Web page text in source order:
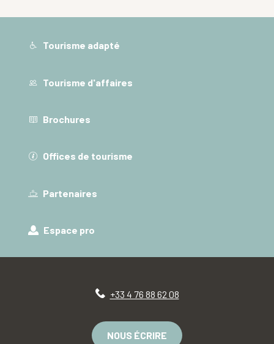
Tourisme adapté
Tourisme d'affaires
Brochures
Offices de tourisme
Partenaires
Espace pro
+33 4 76 88 62 08
NOUS ÉCRIRE